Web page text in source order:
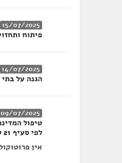
15/07/2025
פיתוח
14/07/2025
הגנה על בתי
09/07/2025
טיפול
לפי סעיף 21 לחוק מבקר המדינה
אין